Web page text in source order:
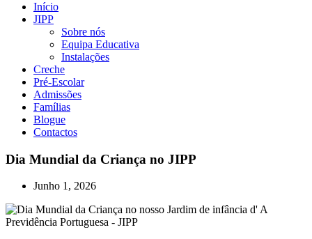
Início
JIPP
Sobre nós
Equipa Educativa
Instalações
Creche
Pré-Escolar
Admissões
Famílias
Blogue
Contactos
Dia Mundial da Criança no JIPP
Junho 1, 2026